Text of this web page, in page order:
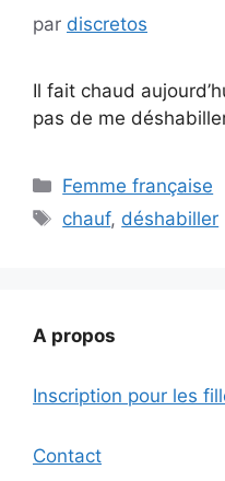
par discretos
Il fait chaud
pas de me
Catégories
Femme française
Étiquettes
chauf, déshabiller
A propos
Inscription pour les
Contact